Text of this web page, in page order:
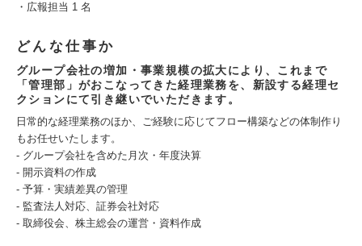
・広報担当 1 名
どんな仕事か
グループ会社の増加・事業規模の拡大により、これまで
「管理部」がおこなってきた経理業務を、新設する経理セ
クションにて引き継いでいただきます。
日常的な経理業務のほか、ご経験に応じてフロー構築などの体制作り
もお任せいたします。
- グループ会社を含めた月次・年度決算
- 開示資料の作成
- 予算・実績差異の管理
- 監査法人対応、証券会社対応
- 取締役会、株主総会の運営・資料作成